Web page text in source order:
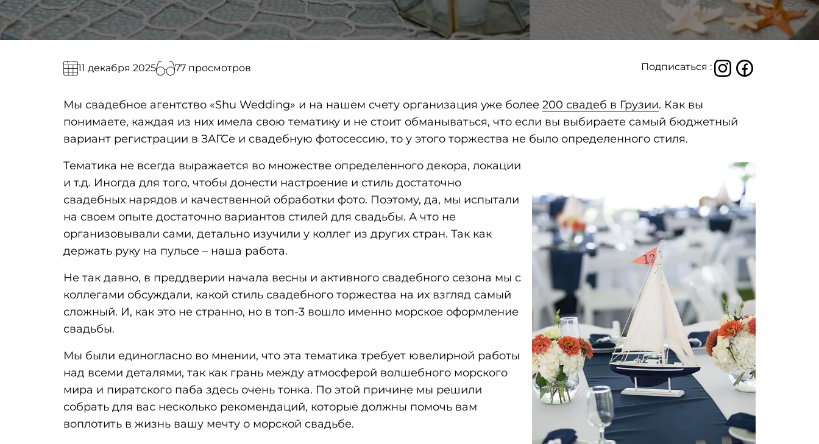
11 декабря 2025 77 просмотров Подписаться :
Мы свадебное агентство «Shu Wedding» и на нашем счету организация уже более 200 свадеб в Грузии. Как вы
понимаете, каждая из них имела свою тематику и не стоит обманываться, что если вы выбираете самый бюджетный
вариант регистрации в ЗАГСе и свадебную фотосессию, то у этого торжества не было определенного стиля.
Тематика не всегда выражается во множестве определенного декора, локации
и т.д. Иногда для того, чтобы донести настроение и стиль достаточно
свадебных нарядов и качественной обработки фото. Поэтому, да, мы испытали
на своем опыте достаточно вариантов стилей для свадьбы. А что не
организовывали сами, детально изучили у коллег из других стран. Так как
держать руку на пульсе – наша работа.
Не так давно, в преддверии начала весны и активного свадебного сезона мы с
коллегами обсуждали, какой стиль свадебного торжества на их взгляд самый
сложный. И, как это не странно, но в топ-3 вошло именно морское оформление
свадьбы.
Мы были единогласно во мнении, что эта тематика требует ювелирной работы
над всеми деталями, так как грань между атмосферой волшебного морского
мира и пиратского паба здесь очень тонка. По этой причине мы решили
собрать для вас несколько рекомендаций, которые должны помочь вам
воплотить в жизнь вашу мечту о морской свадьбе.